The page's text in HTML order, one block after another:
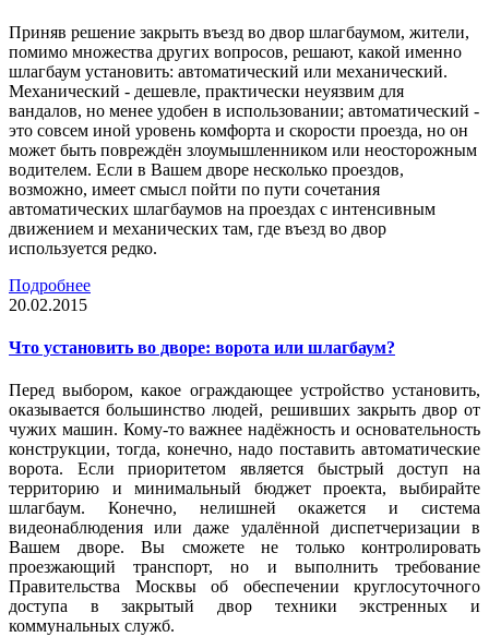
Приняв решение закрыть въезд во двор шлагбаумом, жители,
помимо множества других вопросов, решают, какой именно
шлагбаум установить: автоматический или механический.
Механический - дешевле, практически неуязвим для
вандалов, но менее удобен в использовании; автоматический -
это совсем иной уровень комфорта и скорости проезда, но он
может быть повреждён злоумышленником или неосторожным
водителем. Если в Вашем дворе несколько проездов,
возможно, имеет смысл пойти по пути сочетания
автоматических шлагбаумов на проездах с интенсивным
движением и механических там, где въезд во двор
используется редко.
Подробнее
20.02.2015
Что установить во дворе: ворота или шлагбаум?
Перед выбором, какое ограждающее устройство установить,
оказывается большинство людей, решивших закрыть двор от
чужих машин. Кому-то важнее надёжность и основательность
конструкции, тогда, конечно, надо поставить автоматические
ворота. Если приоритетом является быстрый доступ на
территорию и минимальный бюджет проекта, выбирайте
шлагбаум. Конечно, нелишней окажется и система
видеонаблюдения или даже удалённой диспетчеризации в
Вашем дворе. Вы сможете не только контролировать
проезжающий транспорт, но и выполнить требование
Правительства Москвы об обеспечении круглосуточного
доступа в закрытый двор техники экстренных и
коммунальных служб.